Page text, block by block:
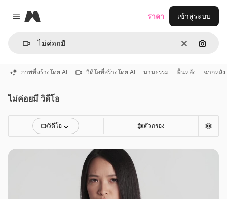
Close menu
Magnific
ชัดเจนค้นหา
ราคา เข้าสู่ระบบ
ภาพที่สร้างโดย AI วิดีโอที่สร้างโดย AI นามธรรม พื้นหลัง ฉากหลัง
ไม่ค่อยมี วิดีโอ
วิดีโอ ตัวกรอง